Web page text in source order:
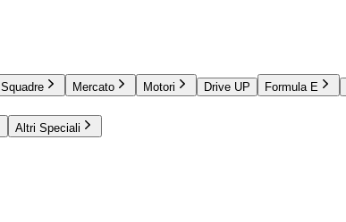
Squadre Mercato Motori Drive UP Formula E
Altri Speciali